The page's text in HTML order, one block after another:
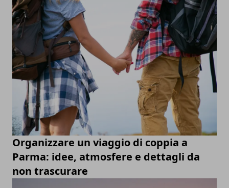
Organizzare un viaggio di coppia a
Parma: idee, atmosfere e dettagli da
non trascurare